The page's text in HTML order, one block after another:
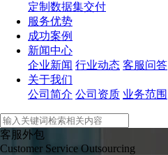
定制数据集交付
服务优势
成功案例
新闻中心
企业新闻 行业动态 客服问答
关于我们
公司简介 公司资质 业务范围
客服外包
Customer Service Outsourcing